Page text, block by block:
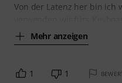
Von der Latenz her bin ich
Mehr anzeigen
1 1